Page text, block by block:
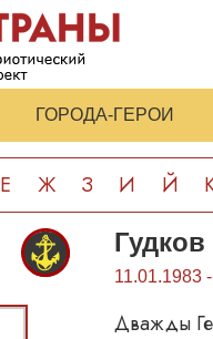
ГОРОДА-ГЕРОИ
Е Ж З И Й
11.01.1983
Дважды